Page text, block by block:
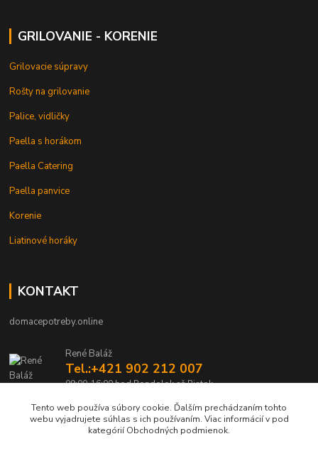
GRILOVANIE - KORENIE
Grilovacie súpravy
Rošty na grilovanie
Palice, vidličky
Paella s horákom
Paella Catering
Paella panvice
Korenie
Liatinové horáky
KONTAKT
domacepotreby.online
René Baláž
Tel.:+421 902 212 007
09:00-16:00 hod Pondelok až Piatok
info@domacepotreby.online
Tento web používa súbory cookie. Ďalším prechádzaním tohto
webu vyjadrujete súhlas s ich používaním. Viac informácií v pod
kategórií Obchodných podmienok.